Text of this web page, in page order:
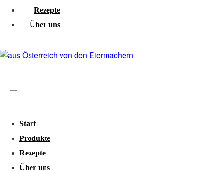
Rezepte
Über uns
Start
Produkte
Rezepte
Über uns